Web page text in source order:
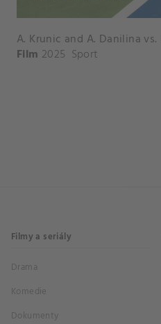
Film 2025 Sport
Filmy a seriály
Drama
Komedie
Dokumenty